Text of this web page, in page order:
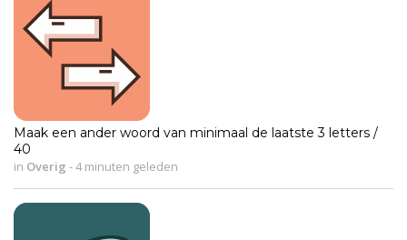
Maak een ander woord van minimaal de laatste 3 letters /
40
in Overig -4 minuten geleden